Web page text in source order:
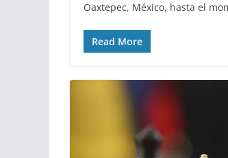
Oaxtepec, México, hasta el
Read More